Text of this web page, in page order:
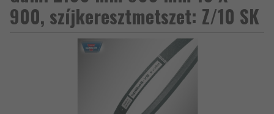
900, szíjkeresztmetszet: Z/10 SK